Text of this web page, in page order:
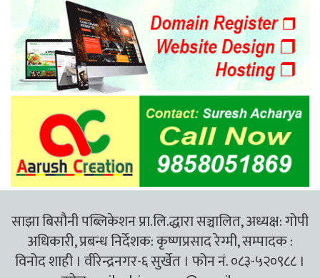
साझा बिसौनी पब्लिकेशन प्रा.लि.द्धारा सञ्चालित, अध्यक्ष: गोपी
अधिकारी, प्रबन्ध निर्देशक: कृष्णप्रसाद रेग्मी, सम्पादक :
विनोद शाही । वीरेन्द्रनगर-६ सुर्खेत । फोन नं. ०८३-५२०९८८ ।